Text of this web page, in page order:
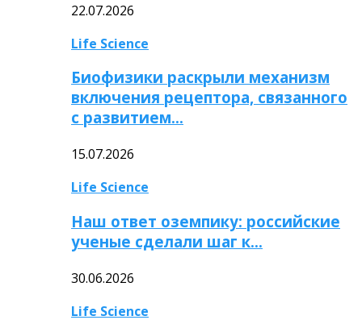
22.07.2026
Life Science
Биофизики раскрыли механизм
включения рецептора, связанного
с развитием…
15.07.2026
Life Science
Наш ответ оземпику: российские
ученые сделали шаг к…
30.06.2026
Life Science